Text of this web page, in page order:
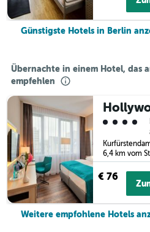
Günstigste Hotels in Berlin
Übernachte in einem Hotel, das
empfehlen
6,4 km vom
€ 76
Weitere empfohlene Hotels